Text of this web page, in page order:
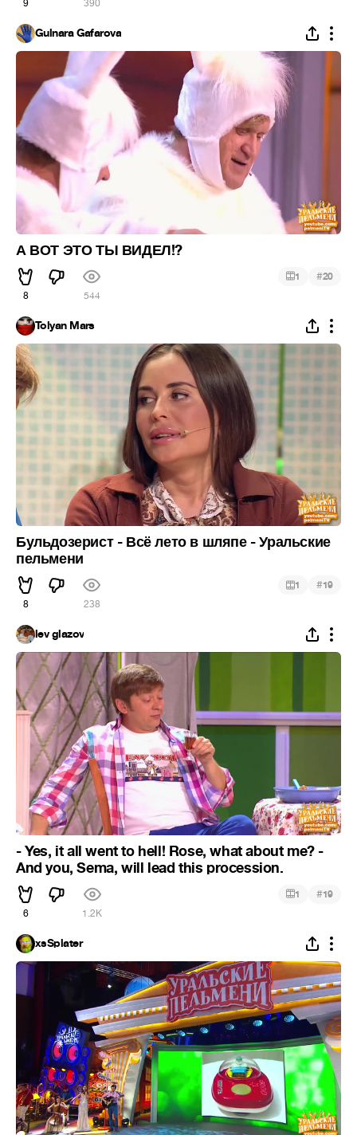
9 390
Gulnara Gafarova
А ВОТ ЭТО ТЫ ВИДЕЛ!?
8 544
1 #20
Tolyan Mars
Бульдозерист - Всё лето в шляпе - Уральские
пельмени
8 238
1 #19
lev glazov
- Yes, it all went to hell! Rose, what about me? -
And you, Sema, will lead this procession.
6 1.2K
1 #19
xsSplater ­